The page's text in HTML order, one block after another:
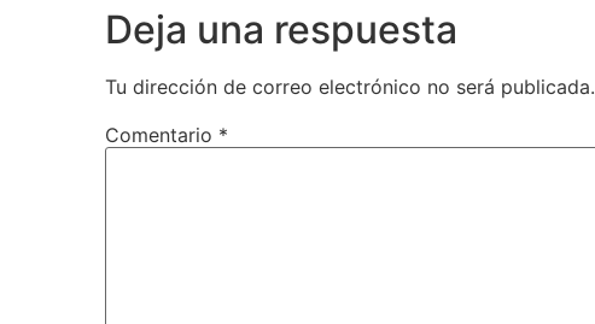
Deja una respuesta
Tu dirección de correo electrónico no será publicada.
Comentario *